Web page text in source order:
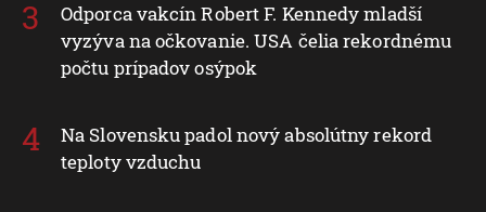
Odporca vakcín Robert F. Kennedy mladší
vyzýva na očkovanie. USA čelia rekordnému
počtu prípadov osýpok
Na Slovensku padol nový absolútny rekord
teploty vzduchu